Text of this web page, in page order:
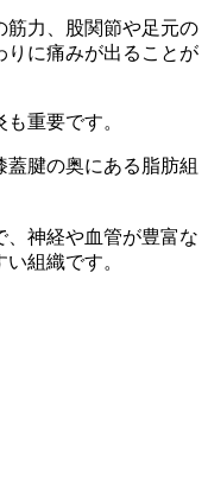
筋力、股関節や足元の
りに痛みが出ることが
重要です。
腱の奥にある脂肪組
、神経や血管が豊富な
組織です。